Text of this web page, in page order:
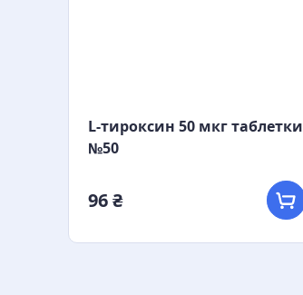
L-тироксин 50 мкг таблетки
№50
96 ₴